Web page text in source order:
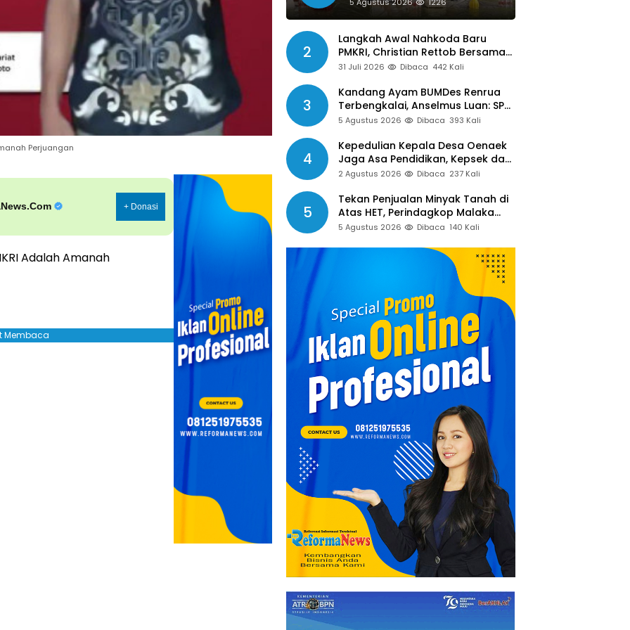
Perjuangan
+ Donasi
Adalah Amanah
Membaca
Publikasi Program Pemkot
2
Langkah Awal Nahkoda Baru
PMKRI, Christian Rettob Bersama
DPC PMKRI Ruteng Temui Bupati
Masa Depan
31 Juli 2026 Dibaca 442 Kali
3
Kandang Ayam BUMDes Renrua
Terbengkalai, Anselmus Luan: SPJ
Belum Rampung, Hak Aparat Desa
5 Agustus 2026 Dibaca 393 Kali
4
Kepedulian Kepala Desa Oenaek
Jaga Asa Pendidikan, Kepsek dan
Guru Sampaikan Apresiasi
2 Agustus 2026 Dibaca 237 Kali
5
Tekan Penjualan Minyak Tanah di
Atas HET, Perindagkop Malaka
Siapkan Spanduk dan Nomor
5 Agustus 2026 Dibaca 140 Kali